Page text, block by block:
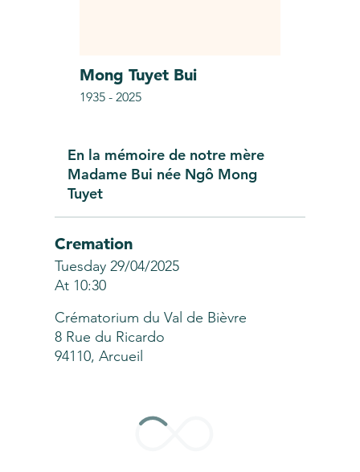
Mong Tuyet Bui
1935 - 2025
En la mémoire de notre mère
Madame Bui née Ngô Mong
Tuyet
Cremation
Tuesday 29/04/2025
At 10:30
Crématorium du Val de Bièvre
8 Rue du Ricardo
94110, Arcueil